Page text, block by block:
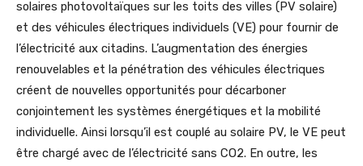
solaires photovoltaïques sur les toits des villes (PV solaire)
et des véhicules électriques individuels (VE) pour fournir de
l’électricité aux citadins. L’augmentation des énergies
renouvelables et la pénétration des véhicules électriques
créent de nouvelles opportunités pour décarboner
conjointement les systèmes énergétiques et la mobilité
individuelle. Ainsi lorsqu’il est couplé au solaire PV, le VE peut
être chargé avec de l’électricité sans CO2. En outre, les